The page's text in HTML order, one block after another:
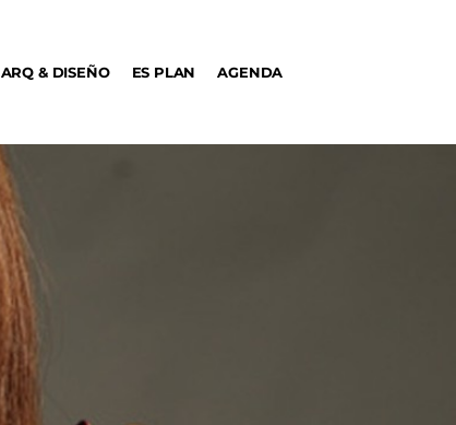
ARQ & DISEÑO ES PLAN AGENDA